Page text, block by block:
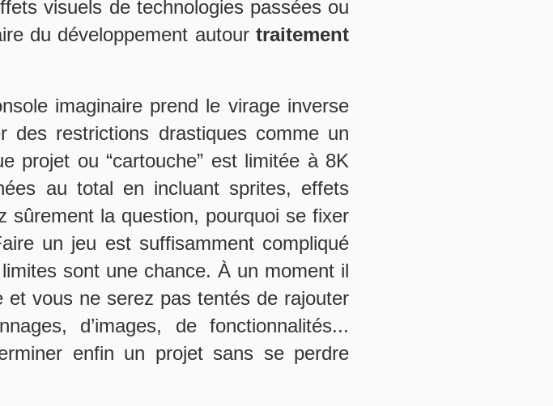
visuels de technologies passées ou
du développement autour traitement
imaginaire prend le virage inverse
des restrictions drastiques comme un
projet ou “cartouche” est limitée à 8K
au total en incluant sprites, effets
sûrement la question, pourquoi se fixer
un jeu est suffisamment compliqué
sont une chance. À un moment il
et vous ne serez pas tentés de rajouter
d’images, de fonctionnalités...
enfin un projet sans se perdre